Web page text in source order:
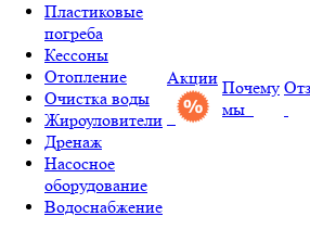
Пластиковые
погреба
Кессоны
Отопление
Очистка воды
Жироуловители
Дренаж
Насосное
оборудование
Водоснабжение
Акции Почему
мы